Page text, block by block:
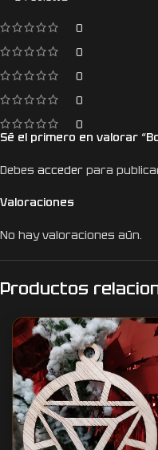
0
0
0
0
0
Valoraciones
No hay valoraciones aún.
Sé el primero en valorar
Debes acceder para
Productos